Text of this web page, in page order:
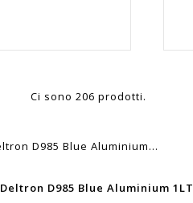
Ci sono 206 prodotti.
Deltron D985 Blue Aluminium 1LT